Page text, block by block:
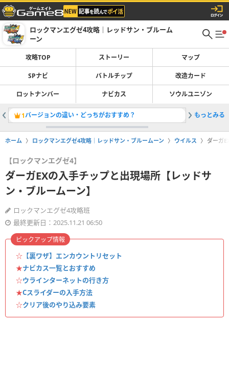
ロックマンエグゼ4攻略｜レッドサン・ブルーム
ーン
攻略TOP ストーリー マップ
SPナビ バトルチップ 改造カード
ロットナンバー ナビカス ソウルユニゾン
1バージョンの違い・どっちがおすすめ？ 2ストー
もっとみる
ホーム ロックマンエグゼ4攻略｜レッドサン・ブルームーン ウイルス ダーガ
【ロックマンエグゼ4】
ダーガEXの入手チップと出現場所【レッドサ
ン・ブルームーン】
ロックマンエグゼ4攻略班
最終更新日：2025.11.21 06:50
☆ 【裏ワザ】エンカウントリセット
★ナビカス一覧とおすすめ
☆ウラインターネットの行き方
★Cスライダーの入手方法
☆クリア後のやり込み要素
ピックアップ情報